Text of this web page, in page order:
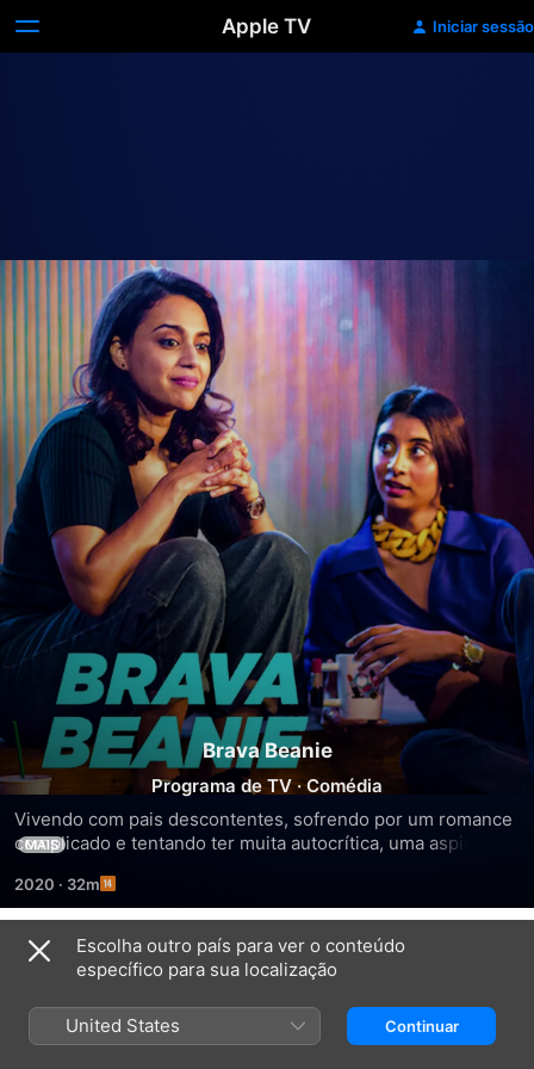
Apple TV Iniciar sessão
Brava Beanie
Programa de TV ·Comédia
Vivendo com pais descontentes, sofrendo por um romance
complicado e tentando ter muita autocrítica, uma aspirante
mundo.
MAIS
2020 · 32m
Temporada 1
Escolha outro país para ver o conteúdo
específico para sua localização
United States Continuar